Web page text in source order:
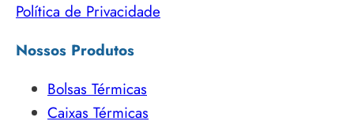
Política de Privacidade
Nossos Produtos
Bolsas Térmicas
Caixas Térmicas